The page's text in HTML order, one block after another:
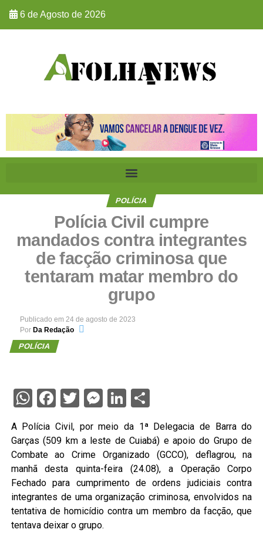
6 de Agosto de 2026
POLÍCIA
Polícia Civil cumpre
mandados contra integrantes
de facção criminosa que
tentaram matar membro do
grupo
Publicado em 24 de agosto de 2023
Por Da Redação
POLÍCIA
WhatsApp
Facebook
Twitter
Messenger
LinkedIn
Share
A Polícia Civil, por meio da 1ª Delegacia de Barra do
Garças (509 km a leste de Cuiabá) e apoio do Grupo de
Combate ao Crime Organizado (GCCO), deflagrou, na
manhã desta quinta-feira (24.08), a Operação Corpo
Fechado para cumprimento de ordens judiciais contra
integrantes de uma organização criminosa, envolvidos na
tentativa de homicídio contra um membro da facção, que
tentava deixar o grupo.